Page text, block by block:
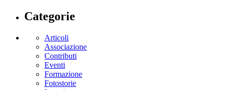
Categorie
Articoli
Associazione
Contributi
Eventi
Formazione
Fotostorie